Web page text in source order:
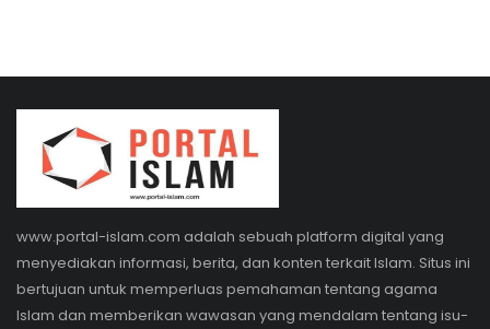
www.portal-islam.com adalah sebuah platform digital yang
menyediakan informasi, berita, dan konten terkait Islam. Situs ini
bertujuan untuk memperluas pemahaman tentang agama
Islam dan memberikan wawasan yang mendalam tentang isu-